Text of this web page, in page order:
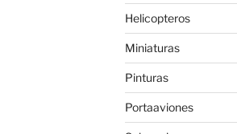
Helicopteros
Miniaturas
Pinturas
Portaaviones